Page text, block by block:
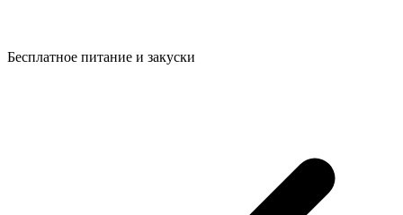
Бесплатное питание и закуски